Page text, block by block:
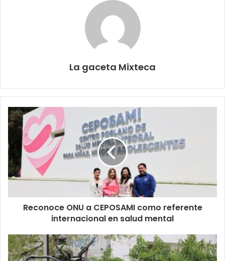
La gaceta Mixteca
Reconoce ONU a CEPOSAMI como referente
internacional en salud mental